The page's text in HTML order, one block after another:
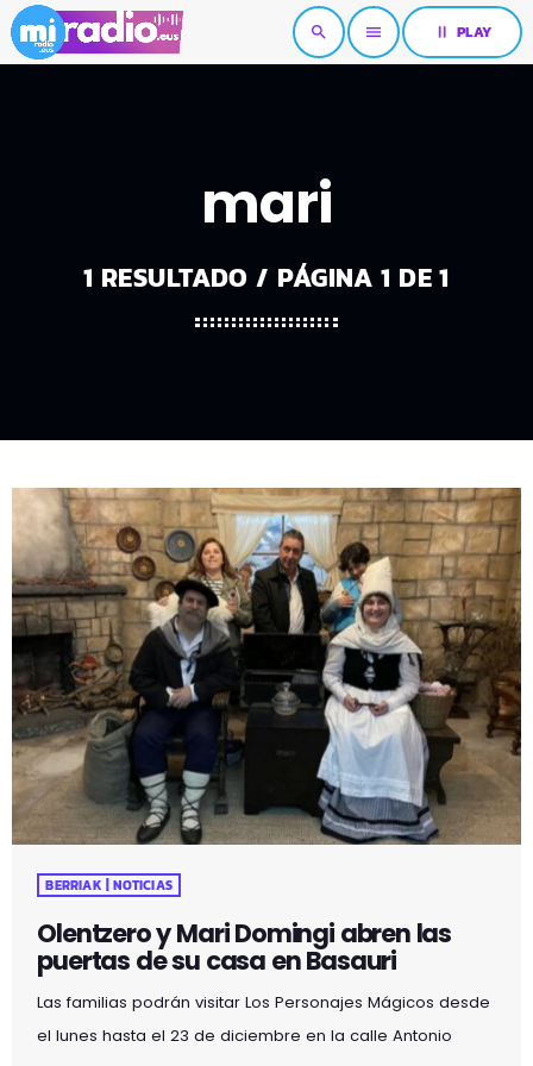
search menu pause PLAY
mari
1 RESULTADO / PÁGINA 1 DE 1
BERRIAK | NOTICIAS
Olentzero y Mari Domingi abren las
puertas de su casa en Basauri
Las familias podrán visitar Los Personajes Mágicos desde
el lunes hasta el 23 de diciembre en la calle Antonio